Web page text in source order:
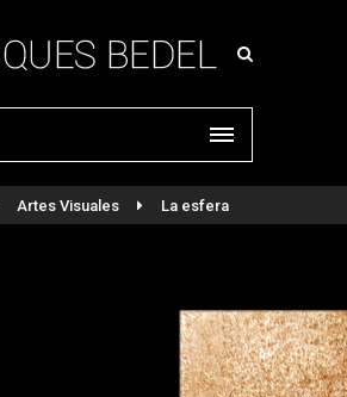
Artes Visuales La esfera